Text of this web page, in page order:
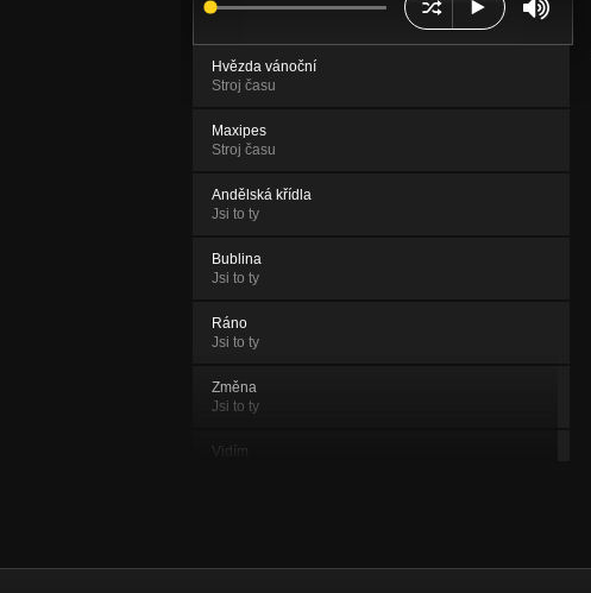
Hvězda vánoční
Stroj času
Maxipes
Stroj času
Andělská křídla
Jsi to ty
Bublina
Jsi to ty
Ráno
Jsi to ty
Změna
Jsi to ty
Vidím